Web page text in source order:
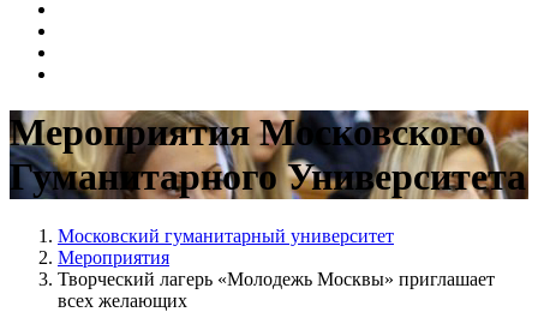
Мероприятия Московского
Гуманитарного Университета
Московский гуманитарный университет
Мероприятия
Творческий лагерь «Молодежь Москвы» приглашает
всех желающих